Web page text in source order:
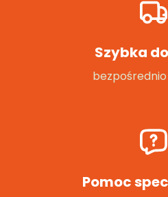
Szybka
Pomoc